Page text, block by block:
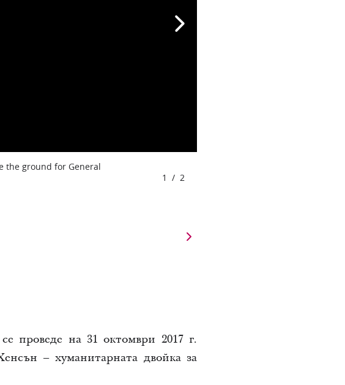
the ground for General
1 / 2
се проведе на 31 октомври 2017 г.
– хуманитарната двойка за